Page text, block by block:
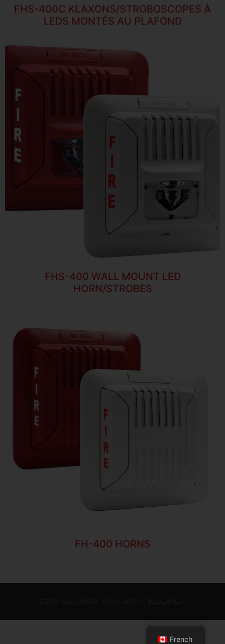
FHS-400C KLAXONS/STROBOSCOPES À
LEDS MONTÉS AU PLAFOND
FHS-400 WALL MOUNT LED
HORN/STROBES
FH-400 HORNS
French